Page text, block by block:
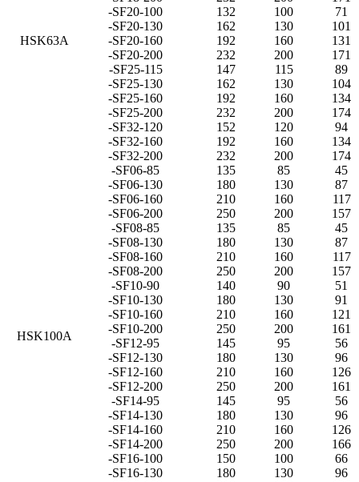
HSK63A
-SF20-100
132 100
71
-SF20-130
162 130
101
-SF20-160
192 160
131
-SF20-200
232 200
171
-SF25-115
147 115
89
-SF25-130
162 130
104
-SF25-160
192 160
134
-SF25-200
232 200
174
-SF32-120
152 120
94
-SF32-160
192 160
134
-SF32-200
232 200 174
HSK100A
-SF06-85 135 85
45
-SF06-130
180 130
87
-SF06-160
210 160
117
-SF06-200
250 200
157
-SF08-85
135 85
45
-SF08-130
180 130
87
-SF08-160
210 160
117
-SF08-200
250 200
157
-SF10-90
140 90
51
-SF10-130
180 130
91
-SF10-160
210 160
121
-SF10-200
250 200
161
-SF12-95
145 95
56
-SF12-130
180 130
96
-SF12-160
210 160
126
-SF12-200
250 200
161
-SF14-95
145 95
56
-SF14-130
180 130
96
-SF14-160
210 160
126
-SF14-200
250 200
166
-SF16-100
150 100
66
-SF16-130
180 130
96